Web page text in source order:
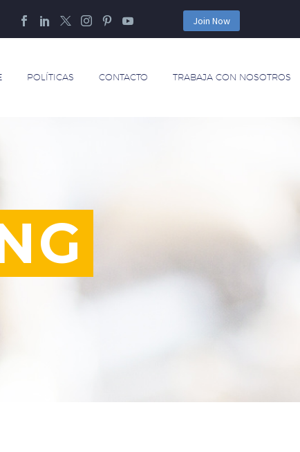
Join Now
POLÍTICAS CONTACTO TRABAJA CON NOSOTROS